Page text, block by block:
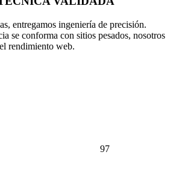
entregamos ingeniería de precisión.
se conforma con sitios pesados, nosotros
rendimiento web.
97